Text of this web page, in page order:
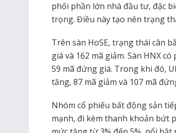
phối phần lớn nhà đầu tư, đặc
trọng. Điều này tạo nên trạng
Trên sàn HoSE, trạng thái cân
giá và 162 mã giảm. Sàn HNX
59 mã đứng giá. Trong khi đó,
tăng, 87 mã giảm và 107 mã
Nhóm cổ phiếu bất động sản
mạnh, đi kèm thanh khoản bứt